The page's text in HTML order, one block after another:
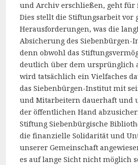
und Archiv erschließen, geht
Dies stellt die Stiftungsarbeit vor
Herausforderungen, was die
Absicherung des Siebenbürgen-
denn obwohl das
deutlich über dem ursprünglich
wird tatsächlich ein Vielfaches
das Siebenbürgen-Institut mit
und Mitarbeitern dauerhaft und
der öffentlichen Hand
Stiftung Siebenbürgische
die finanzielle Solidarität und
unserer Gemeinschaft
es auf lange Sicht nicht möglich